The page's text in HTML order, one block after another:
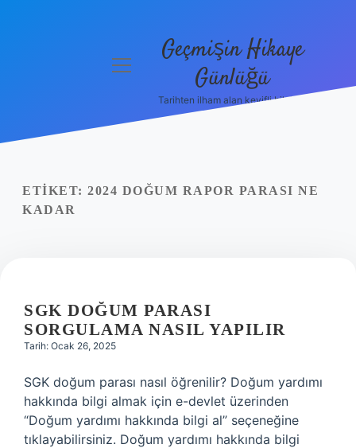
Yasal Uyarı
menüyü
Geçmişin Hikaye
Günlüğü
Tarihten ilham alan keyifli bilgiler!
ETIKET: 2024 DOĞUM RAPOR PARASI NE
KADAR
SGK DOĞUM PARASI
SORGULAMA NASIL YAPILIR
Tarih: Ocak 26, 2025
SGK doğum parası nasıl öğrenilir? Doğum yardımı
hakkında bilgi almak için e-devlet üzerinden
“Doğum yardımı hakkında bilgi al” seçeneğine
tıklayabilirsiniz. Doğum yardımı hakkında bilgi